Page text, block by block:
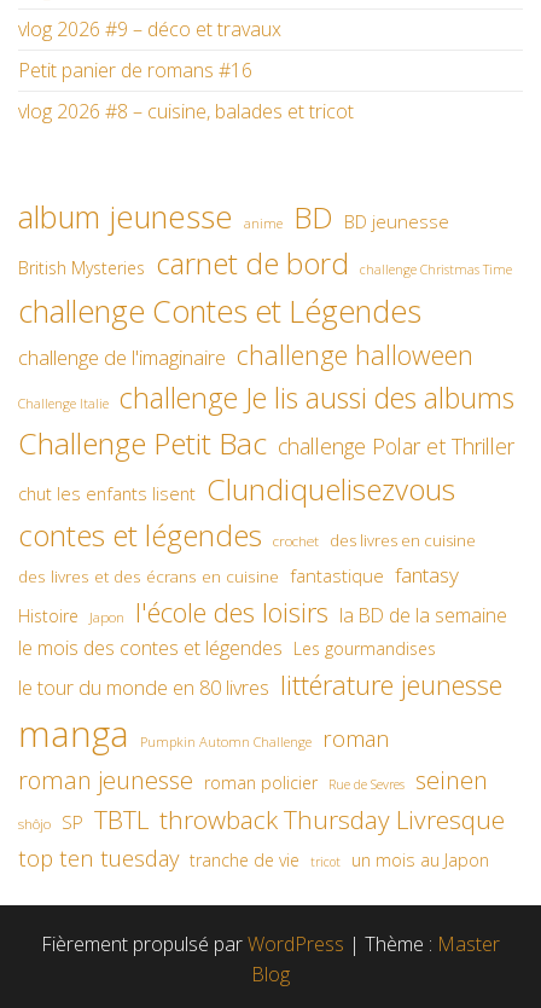
vlog 2026 #9 – déco et travaux
Petit panier de romans #16
vlog 2026 #8 – cuisine, balades et tricot
album jeunesse anime BD BD jeunesse
British Mysteries carnet de bord challenge Christmas Time
challenge Contes et Légendes
challenge de l'imaginaire challenge halloween
Challenge Italie challenge Je lis aussi des albums
Challenge Petit Bac challenge Polar et Thriller
chut les enfants lisent Clundiquelisezvous
contes et légendes
crochet
des livres en cuisine
des livres et des écrans en cuisine fantastique fantasy
Histoire Japon l'école des loisirs la BD de la semaine
le mois des contes et légendes Les gourmandises
le tour du monde en 80 livres littérature jeunesse
manga Pumpkin Automn Challenge roman
roman jeunesse roman policier Rue de Sevres seinen
shôjo SP TBTL throwback Thursday Livresque
top ten tuesday tranche de vie tricot un mois au Japon
Fièrement propulsé parWordPress | Thème : Master
Blog